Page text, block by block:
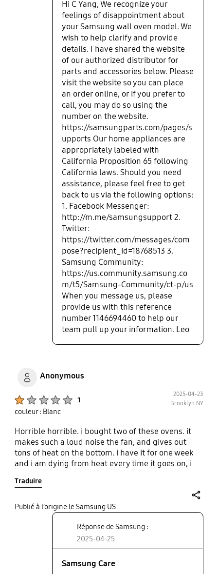
Hi C Yang, We recognize your
feelings of disappointment about
your Samsung wall oven model. We
wish to help clarify and provide
details. I have shared the website
of our authorized distributor for
parts and accessories below. Please
visit the website so you can place
an order online, or if you prefer to
call, you may do so using the
number on the website.
https://samsungparts.com/pages/s
upports Our home appliances are
appropriately labeled with
California Proposition 65 following
California laws. Should you need
assistance, please feel free to get
back to us via the following options:
1. Facebook Messenger:
http://m.me/samsungsupport 2.
Twitter:
https://twitter.com/messages/com
pose?recipient_id=18768513 3.
Samsung Community:
https://us.community.samsung.co
m/t5/Samsung-Community/ct-p/us
When you message us, please
provide us with this reference
number 1146694460 to help our
team pull up your information. Leo
Anonymous
1
2025-04-23
Brooklyn NY
couleur : Blanc
Horrible horrible. i bought two of these ovens. it
makes such a loud noise the fan, and gives out
tons of heat on the bottom. i have it for one week
and i am dying from heat every time it goes on, i
kitchen so hot that every time the oven goes on
even on a low temperature my face becomes red
and my blood starts brewing. disgusting to make
ovens that makes the room hot and not let the
customers know beforehand. I bough ovens to
heat and cook my food, not to heat my body.
horrible oven.
Traduire
Publié à l’origine le Samsung US
Réponse de Samsung :
2025-04-25
Samsung Care